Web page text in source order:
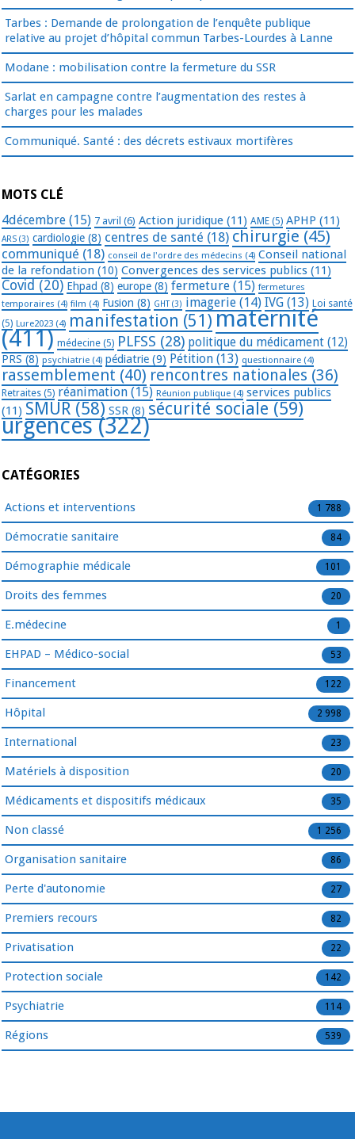
Tarbes : Demande de prolongation de l’enquête publique
relative au projet d’hôpital commun Tarbes-Lourdes à Lanne
Modane : mobilisation contre la fermeture du SSR
Sarlat en campagne contre l’augmentation des restes à
charges pour les malades
Communiqué. Santé : des décrets estivaux mortifères
MOTS CLÉ
4décembre (15) 7 avril (6) Action juridique (11) AME (5) APHP (11)
ARS (3) cardiologie (8) centres de santé (18) chirurgie (45)
communiqué (18) conseil de l'ordre des médecins (4) Conseil national
de la refondation (10) Convergences des services publics (11)
Covid (20) Ehpad (8) europe (8) fermeture (15) fermetures
temporaires (4) film (4) Fusion (8) GHT(3) imagerie (14) IVG (13) Loi santé
(5) Lure2023 (4) manifestation (51) maternité
(411) médecine (5) PLFSS (28) politique du médicament (12)
PRS (8) psychiatrie (4) pédiatrie (9) Pétition (13) questionnaire (4)
rassemblement (40) rencontres nationales (36)
Retraites (5) réanimation (15) Réunion publique (4) services publics
(11) SMUR (58) SSR (8) sécurité sociale (59)
urgences(322)
CATÉGORIES
Actions et interventions 1 788
Démocratie sanitaire 84
Démographie médicale 101
Droits des femmes 20
E.médecine 1
EHPAD – Médico-social 53
Financement 122
Hôpital 2 998
International 23
Matériels à disposition 20
Médicaments et dispositifs médicaux 35
Non classé 1 256
Organisation sanitaire 86
Perte d'autonomie 27
Premiers recours 82
Privatisation 22
Protection sociale 142
Psychiatrie 114
Régions 539